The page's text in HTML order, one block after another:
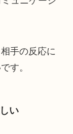
手の反応に
す。
い